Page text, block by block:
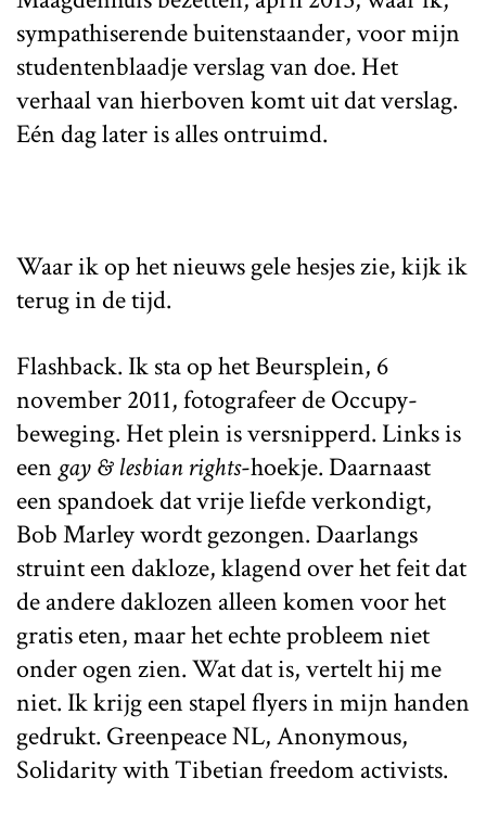
sympathiserende buitenstaander, voor mijn
studentenblaadje verslag van doe. Het
verhaal van hierboven komt uit dat verslag.
Eén dag later is alles ontruimd.
Waar ik op het nieuws gele hesjes zie, kijk ik
terug in de tijd.
Flashback. Ik sta op het Beursplein, 6
november 2011, fotografeer de Occupy-
beweging. Het plein is versnipperd. Links is
een gay & lesbian rights-hoekje. Daarnaast
een spandoek dat vrije liefde verkondigt,
Bob Marley wordt gezongen. Daarlangs
struint een dakloze, klagend over het feit dat
de andere daklozen alleen komen voor het
gratis eten, maar het echte probleem niet
onder ogen zien. Wat dat is, vertelt hij me
niet. Ik krijg een stapel flyers in mijn handen
gedrukt. Greenpeace NL, Anonymous,
Solidarity with Tibetian freedom activists.